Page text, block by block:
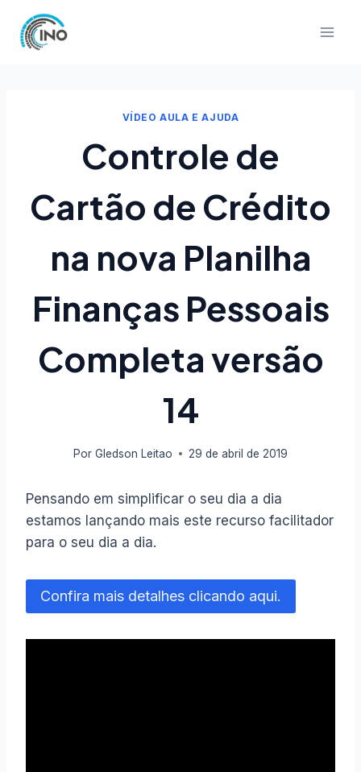
para
VÍDEO AULA E AJUDA
Controle de
Cartão de Crédito
na nova Planilha
Finanças Pessoais
Completa versão
14
Por Gledson Leitao 29 de abril de 2019
Pensando em simplificar o seu dia a dia
estamos lançando mais este recurso facilitador
para o seu dia a dia.
Confira mais detalhes clicando aqui.